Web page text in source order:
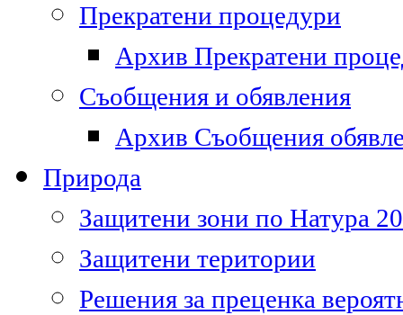
Прекратени процедури
Архив Прекратени
Съобщения и обявления
Архив Съобщения
Природа
Защитени зони по Натура
Защитени територии
Решения за преценка